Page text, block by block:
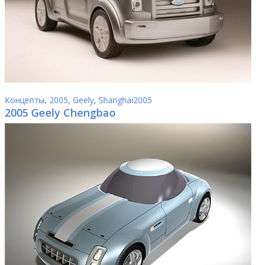
Концепты, 2005, Geely, Shanghai2005
2005 Geely Chengbao